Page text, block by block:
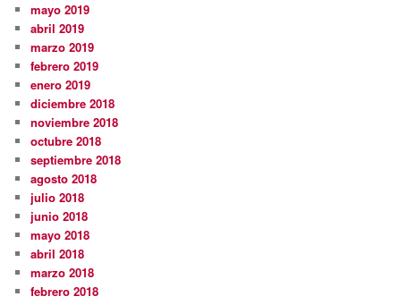
mayo 2019
abril 2019
marzo 2019
febrero 2019
enero 2019
diciembre 2018
noviembre 2018
octubre 2018
septiembre 2018
agosto 2018
julio 2018
junio 2018
mayo 2018
abril 2018
marzo 2018
febrero 2018